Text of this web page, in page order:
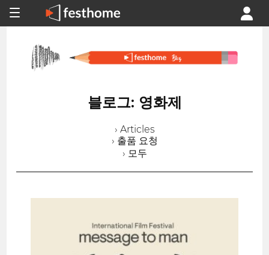
블로그: 영화제
› Articles
› 출품 요청
› 모두